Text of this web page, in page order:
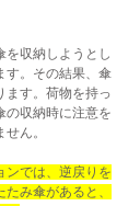
を収納しようとし
す。その結果、傘
ます。荷物を持っ
の収納時に注意を
ん。
ンでは、逆戻りを
み傘があると、